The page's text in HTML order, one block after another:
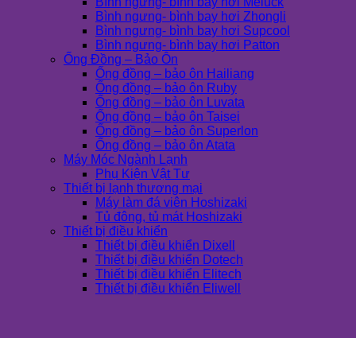
Bình ngưng- bình bay hơi Zhongli
Bình ngưng- bình bay hơi Supcool
Bình ngưng- bình bay hơi Patton
Ống Đồng – Bảo Ôn
Ống đồng – bảo ôn Hailiang
Ống đồng – bảo ôn Ruby
Ống đồng – bảo ôn Luvata
Ống đồng – bảo ôn Taisei
Ống đồng – bảo ôn Superlon
Ống đồng – bảo ôn Atata
Máy Móc Ngành Lạnh
Phụ Kiện Vật Tư
Thiết bị lạnh thương mại
Máy làm đá viên Hoshizaki
Tủ đông, tủ mát Hoshizaki
Thiết bị điều khiển
Thiết bị điều khiển Dixell
Thiết bị điều khiển Dotech
Thiết bị điều khiển Elitech
Thiết bị điều khiển Eliwell